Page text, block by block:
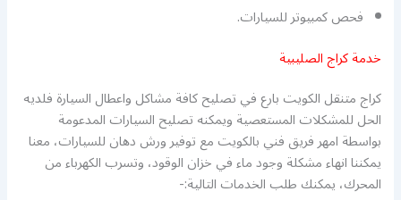
فحص كمبيوتر للسيارات.
خدمة كراج الصليبية
كراج متنقل الكويت بارع في تصليح كافة مشاكل واعطال السيارة فلديه
الحل للمشكلات المستعصية ويمكنه تصليح السيارات المدعومة
بواسطة امهر فريق فني بالكويت مع توفير ورش دهان للسيارات، معنا
يمكننا انهاء مشكلة وجود ماء في خزان الوقود، وتسرب الكهرباء من
المحرك، يمكنك طلب الخدمات التالية:-